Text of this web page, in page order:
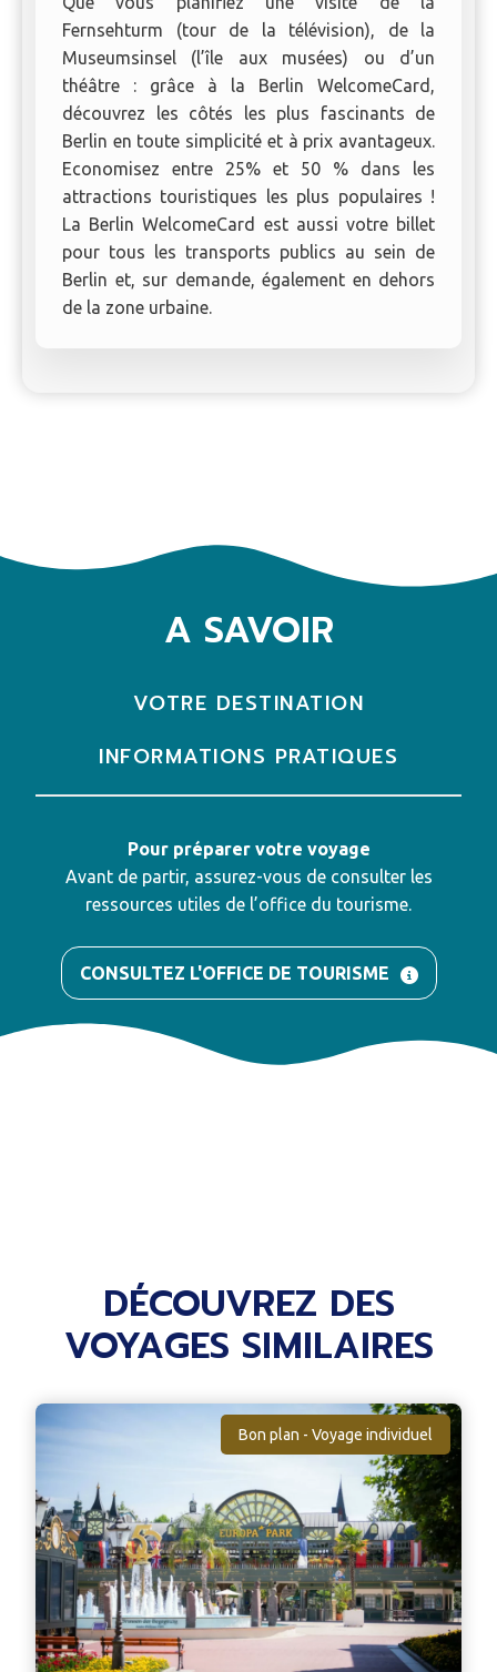
Fernsehturm (tour de la télévision), de la
Museumsinsel (l’île aux musées) ou d’un
théâtre : grâce à la Berlin WelcomeCard,
découvrez les côtés les plus fascinants de
Berlin en toute simplicité et à prix avantageux.
Economisez entre 25% et 50 % dans les
attractions touristiques les plus populaires !
La Berlin WelcomeCard est aussi votre billet
pour tous les transports publics au sein de
Berlin et, sur demande, également en dehors
de la zone urbaine.
A SAVOIR
VOTRE DESTINATION
INFORMATIONS PRATIQUES
Pour préparer votre voyage
Avant de partir, assurez-vous de consulter les
ressources utiles de l’office du tourisme.
CONSULTEZ L'OFFICE DE TOURISME
DÉCOUVREZ DES
VOYAGES SIMILAIRES
Bon plan - Voyage individuel